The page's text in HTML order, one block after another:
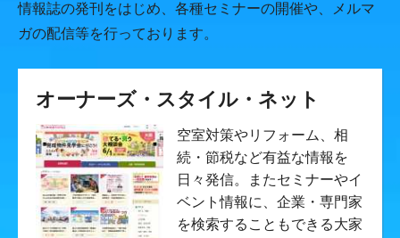
情報誌の発刊をはじめ、各種セミナーの開催や、メルマ
ガの配信等を行っております。
オーナーズ・スタイル・ネット
空室対策やリフォーム、相
続・節税など有益な情報を
日々発信。またセミナーやイ
ベント情報に、企業・専門家
を検索することもできる大家